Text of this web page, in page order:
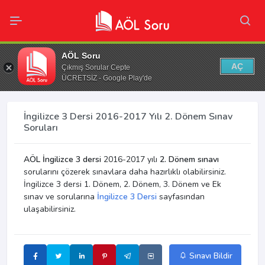
AÖL Soru
Çıkmış Sorular Cepte
ÜCRETSİZ - Google Play'de
AÇ
İngilizce 3 Dersi 2016-2017 Yılı 2. Dönem Sınav
Soruları
AÖL İngilizce 3 dersi 2016-2017 yılı 2. Dönem sınavı
sorularını çözerek sınavlara daha hazırlıklı olabilirsiniz.
İngilizce 3 dersi 1. Dönem, 2. Dönem, 3. Dönem ve Ek
sınav ve sorularına İngilizce 3 Dersi sayfasından
ulaşabilirsiniz.
Sınavı Bildir